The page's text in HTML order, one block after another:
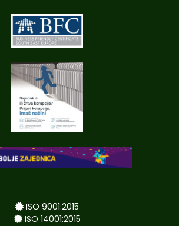
ISO 9001:2015
ISO 14001:2015